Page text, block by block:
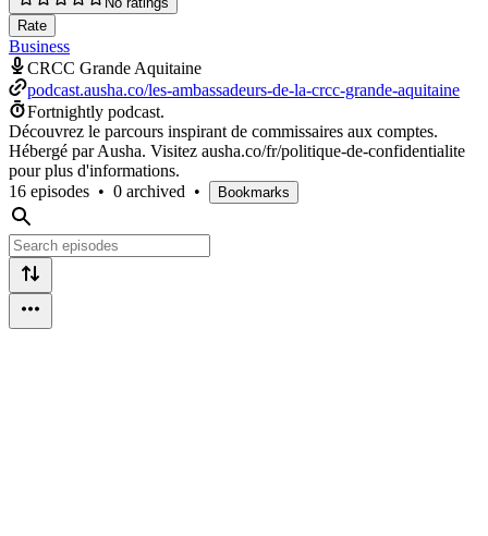
Rate
Business
CRCC Grande Aquitaine
podcast.ausha.co/les-ambassadeurs-de-la-crcc-grande-aquitaine
Fortnightly podcast.
Découvrez le parcours inspirant de commissaires aux comptes.
Hébergé par Ausha. Visitez ausha.co/fr/politique-de-confidentialite
pour plus d'informations.
16 episodes • 0 archived • Bookmarks